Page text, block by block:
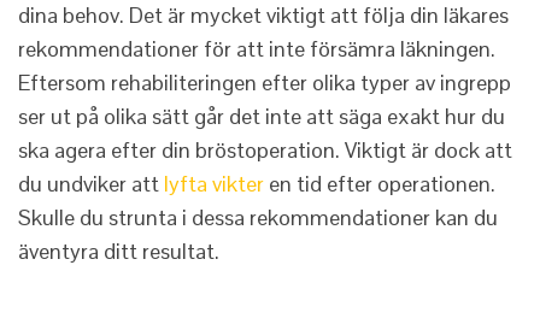
dina behov. Det är mycket viktigt att följa din läkares
rekommendationer för att inte försämra läkningen.
Eftersom rehabiliteringen efter olika typer av ingrepp
ser ut på olika sätt går det inte att säga exakt hur du
ska agera efter din bröstoperation. Viktigt är dock att
du undviker att lyfta vikter en tid efter operationen.
Skulle du strunta i dessa rekommendationer kan du
äventyra ditt resultat.